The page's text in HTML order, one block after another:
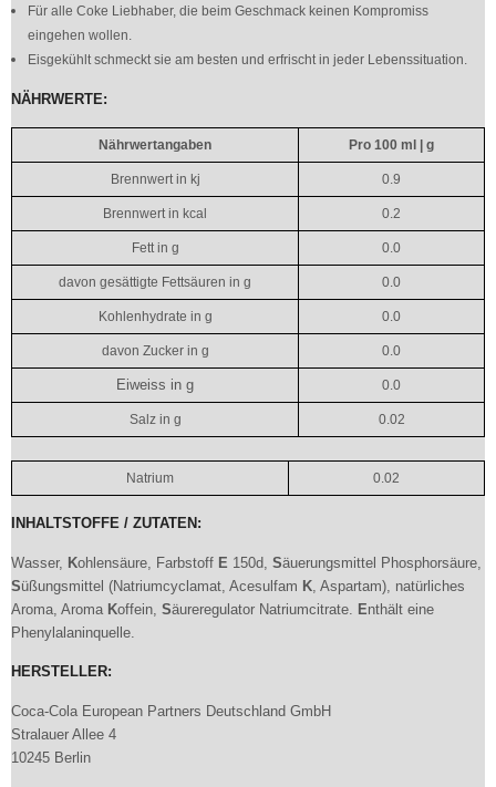
Für alle Coke Liebhaber, die beim Geschmack keinen Kompromiss
eingehen wollen.
Eisgekühlt schmeckt sie am besten und erfrischt in jeder Lebenssituation.
NÄHRWERTE:
Nährwertangaben Pro 100 ml | g
Brennwert in kj 0.9
Brennwert in kcal 0.2
Fett in g 0.0
davon gesättigte Fettsäuren in g 0.0
Kohlenhydrate in g 0.0
davon Zucker in g 0.0
Eiweiss in g 0.0
Salz in g 0.02
Natrium 0.02
INHALTSTOFFE / ZUTATEN:
Wasser, Kohlensäure, Farbstoff E 150d, Säuerungsmittel Phosphorsäure,
Süßungsmittel (Natriumcyclamat, Acesulfam K, Aspartam), natürliches
Aroma, Aroma Koffein, Säureregulator Natriumcitrate. Enthält eine
Phenylalaninquelle.
HERSTELLER:
Coca‑Cola European Partners Deutschland GmbH
Stralauer Allee 4
10245 Berlin